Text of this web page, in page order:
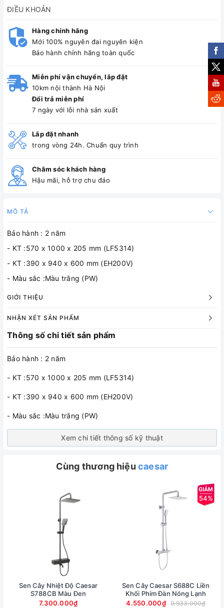
ĐIỀU KHOẢN
Hàng chính hãng
Mới 100% nguyên đai nguyên kiện
Bảo hành chính hãng toàn quốc
Miễn phí vận chuyển, lắp đặt
10km nội thành Hà Nội
Đổi trả miễn phí
7 ngày với lỗi nhà sản xuất
Lắp đặt nhanh
trong vòng 24h. Chuẩn quy trình
Chăm sóc khách hàng
Hậu mãi, hỗ trợ chu đáo
MÔ TẢ
Bảo hành : 2 năm
- KT :570 x 1000 x 205 mm (LF5314)
- KT :390 x 940 x 600 mm (EH200V)
- Màu sắc :Màu trắng (PW)
GIỚI THIỆU
NHẬN XÉT SẢN PHẨM
Thông số chi tiết sản phẩm
Bảo hành : 2 năm
- KT :570 x 1000 x 205 mm (LF5314)
- KT :390 x 940 x 600 mm (EH200V)
- Màu sắc :Màu trắng (PW)
Xem chi tiết thông số kỹ thuật
Cùng thương hiệu caesar
Sen Cây Nhiệt Độ Caesar
S788CB Màu Đen
7.300.000₫
54%
Sen Cây Caesar S688C Liền
Khối Phím Đàn Nóng Lạnh
4.550.000₫
9.933.000₫